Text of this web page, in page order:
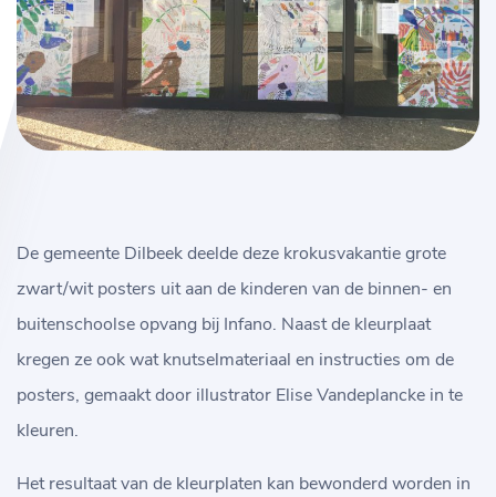
De gemeente Dilbeek deelde deze krokusvakantie grote
zwart/wit posters uit aan de kinderen van de binnen- en
buitenschoolse opvang bij Infano. Naast de kleurplaat
kregen ze ook wat knutselmateriaal en instructies om de
posters, gemaakt door illustrator Elise Vandeplancke in te
kleuren.
Het resultaat van de kleurplaten kan bewonderd worden in